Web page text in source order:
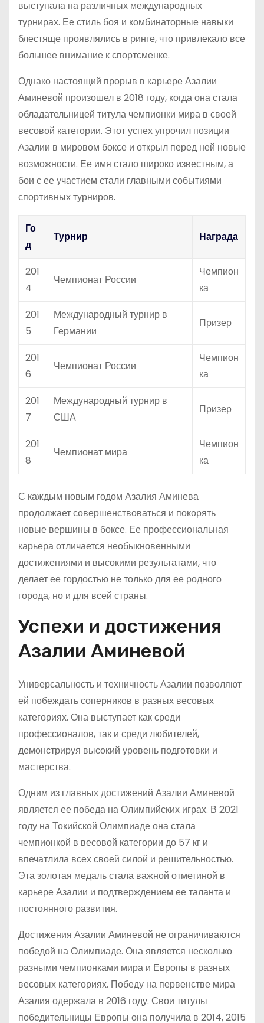
выступала на различных международных
турнирах. Ее стиль боя и комбинаторные навыки
блестяще проявлялись в ринге, что привлекало все
большее внимание к спортсменке.
Однако настоящий прорыв в карьере Азалии
Аминевой произошел в 2018 году, когда она стала
обладательницей титула чемпионки мира в своей
весовой категории. Этот успех упрочил позиции
Азалии в мировом боксе и открыл перед ней новые
возможности. Ее имя стало широко известным, а
бои с ее участием стали главными событиями
спортивных турниров.
Го
д
Турнир Награда
201
4
Чемпионат России
Чемпион
ка
201
5
Международный турнир в
Германии
Призер
201
6
Чемпионат России
Чемпион
ка
201
7
Международный турнир в
США
Призер
201
8
Чемпионат мира
Чемпион
ка
С каждым новым годом Азалия Аминева
продолжает совершенствоваться и покорять
новые вершины в боксе. Ее профессиональная
карьера отличается необыкновенными
достижениями и высокими результатами, что
делает ее гордостью не только для ее родного
города, но и для всей страны.
Успехи и достижения
Азалии Аминевой
Универсальность и техничность Азалии позволяют
ей побеждать соперников в разных весовых
категориях. Она выступает как среди
профессионалов, так и среди любителей,
демонстрируя высокий уровень подготовки и
мастерства.
Одним из главных достижений Азалии Аминевой
является ее победа на Олимпийских играх. В 2021
году на Токийской Олимпиаде она стала
чемпионкой в весовой категории до 57 кг и
впечатлила всех своей силой и решительностью.
Эта золотая медаль стала важной отметиной в
карьере Азалии и подтверждением ее таланта и
постоянного развития.
Достижения Азалии Аминевой не ограничиваются
победой на Олимпиаде. Она является несколько
разными чемпионками мира и Европы в разных
весовых категориях. Победу на первенстве мира
Азалия одержала в 2016 году. Свои титулы
победительницы Европы она получила в 2014, 2015